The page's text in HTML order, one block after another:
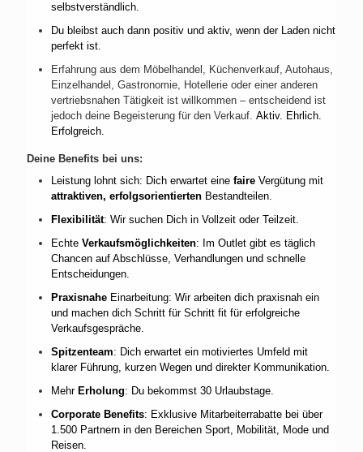
selbstverständlich.
Du bleibst auch dann positiv und aktiv, wenn der Laden nicht
perfekt ist.
Erfahrung aus dem Möbelhandel, Küchenverkauf, Autohaus,
Einzelhandel, Gastronomie, Hotellerie oder einer anderen
vertriebsnahen Tätigkeit ist willkommen – entscheidend ist
jedoch deine Begeisterung für den Verkauf. Aktiv. Ehrlich.
Erfolgreich.
Deine Benefits bei uns:
Leistung lohnt sich: Dich erwartet eine faire Vergütung mit
attraktiven, erfolgsorientierten Bestandteilen.
Flexibilität: Wir suchen Dich in Vollzeit oder Teilzeit.
Echte Verkaufsmöglichkeiten: Im Outlet gibt es täglich
Chancen auf Abschlüsse, Verhandlungen und schnelle
Entscheidungen.
Praxisnahe Einarbeitung: Wir arbeiten dich praxisnah ein
und machen dich Schritt für Schritt fit für erfolgreiche
Verkaufsgespräche.
Spitzenteam: Dich erwartet ein motiviertes Umfeld mit
klarer Führung, kurzen Wegen und direkter Kommunikation.
Mehr Erholung: Du bekommst 30 Urlaubstage.
Corporate Benefits: Exklusive Mitarbeiterrabatte bei über
1.500 Partnern in den Bereichen Sport, Mobilität, Mode und
Reisen.